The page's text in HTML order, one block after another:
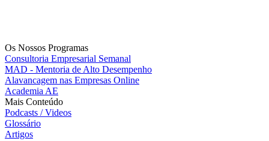
Os Nossos Programas
Consultoria Empresarial Semanal
MAD - Mentoria de Alto Desempenho
Alavancagem nas Empresas Online
Academia AE
Mais Conteúdo
Podcasts / Videos
Glossário
Artigos